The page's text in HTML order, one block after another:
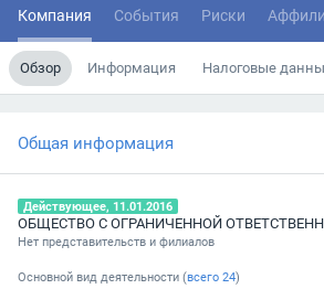
Компания События Риски
Обзор Информация Налоговые
Общая информация
Действующее, 11.01.2016
ОБЩЕСТВО С ОГРАНИЧЕННОЙ
Нет представительств и филиалов
Основной вид деятельности (всего 24)